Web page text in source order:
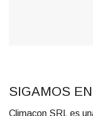
SIGAMOS
Climacon SRL es